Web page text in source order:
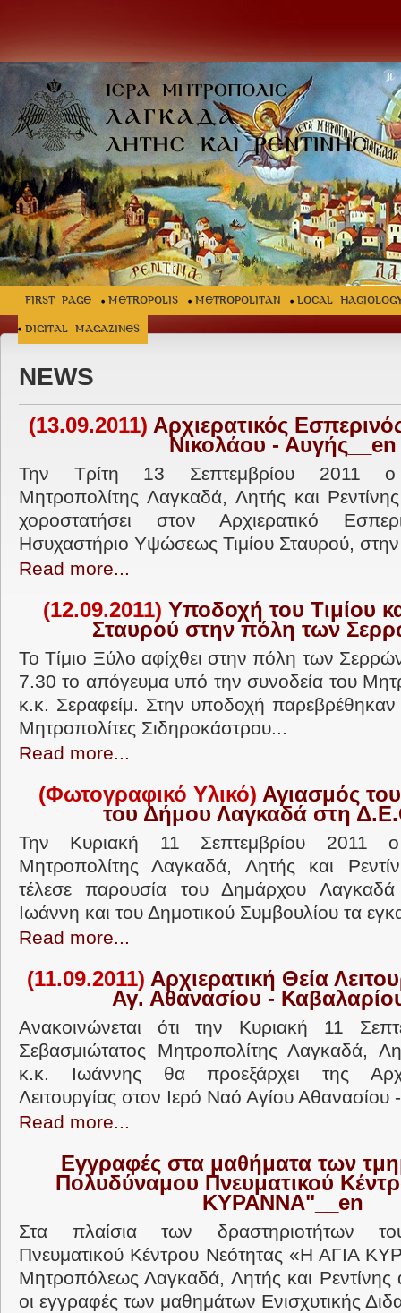
FIRST PAGE METROPOLIS METROPOLITAN LOCAL
Digital Magazines
NEWS
(13.09.2011) Αρχιερατικός
Νικολάου - Αυγής__en
Την Τρίτη 13 Σεπτεμβρίου 2011 ο
Μητροπολίτης Λαγκαδά, Λητής και
χοροστατήσει στον Αρχιερατικό
Ησυχαστήριο Υψώσεως Τιμίου Σταυρού,
Read more...
(12.09.2011) Υποδοχή του Τιμίου
Σταυρού στην πόλη των
Το Τίμιο Ξύλο αφίχθει στην πόλη των
7.30 το απόγευμα υπό την συνοδεία του
κ.κ. Σεραφείμ. Στην υποδοχή παρεβρέθηκαν
Μητροπολίτες Σιδηροκάστρου...
Read more...
(Φωτογραφικό Υλικό) Αγιασμός
του Δήμου Λαγκαδά στη
Την Κυριακή 11 Σεπτεμβρίου 2011 ο
Μητροπολίτης Λαγκαδά, Λητής και
τέλεσε παρουσία του Δημάρχου
Ιωάννη και του Δημοτικού Συμβουλίου τα
Read more...
(11.09.2011) Αρχιερατική Θεία
Αγ. Αθανασίου -
Ανακοινώνεται ότι την Κυριακή 11
Σεβασμιώτατος Μητροπολίτης Λαγκαδά,
κ.κ. Ιωάννης θα προεξάρχει της
Λειτουργίας στον Ιερό Ναό Αγίου Αθανασίου
Read more...
Εγγραφές στα μαθήματα των
Πολυδύναμου Πνευματικού
ΚΥΡΑΝΝΑ"__en
Στα πλαίσια των δραστηριοτήτων
Πνευματικού Κέντρου Νεότητας «Η ΑΓΙΑ
Μητροπόλεως Λαγκαδά, Λητής και Ρεντίνης
οι εγγραφές των μαθημάτων Ενισχυτικής